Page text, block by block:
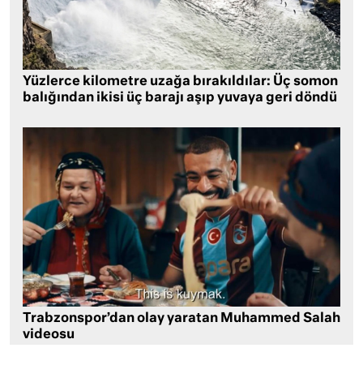
Yüzlerce kilometre uzağa bırakıldılar: Üç somon
balığından ikisi üç barajı aşıp yuvaya geri döndü
Trabzonspor’dan olay yaratan Muhammed Salah
videosu